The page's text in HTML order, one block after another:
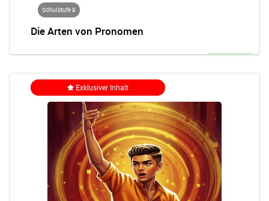
Schulstufe 8
Die Arten von Pronomen
Exklusiver Inhalt